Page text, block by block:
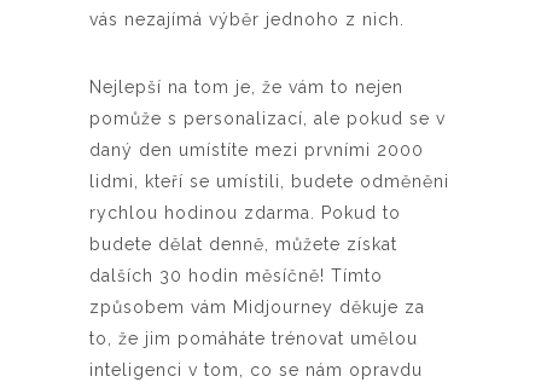
vás nezajímá výběr jednoho z nich.
Nejlepší na tom je, že vám to nejen
pomůže s personalizací, ale pokud se v
daný den umístíte mezi prvními 2000
lidmi, kteří se umístili, budete odměněni
rychlou hodinou zdarma. Pokud to
budete dělat denně, můžete získat
dalších 30 hodin měsíčně! Tímto
způsobem vám Midjourney děkuje za
to, že jim pomáháte trénovat umělou
inteligenci v tom, co se nám opravdu